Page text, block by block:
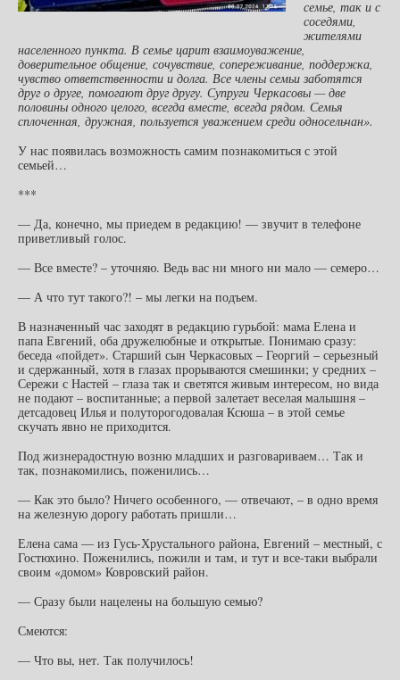
семье, так и с
соседями,
жителями
населенного пункта. В семье царит взаимоуважение,
доверительное общение, сочувствие, сопереживание, поддержка,
чувство ответственности и долга. Все члены семьи заботятся
друг о друге, помогают друг другу. Супруги Черкасовы — две
половины одного целого, всегда вместе, всегда рядом. Семья
сплоченная, дружная, пользуется уважением среди односельчан».
У нас появилась возможность самим познакомиться с этой
семьей…
***
— Да, конечно, мы приедем в редакцию! — звучит в телефоне
приветливый голос.
— Все вместе? – уточняю. Ведь вас ни много ни мало — семеро…
— А что тут такого?! – мы легки на подъем.
В назначенный час заходят в редакцию гурьбой: мама Елена и
папа Евгений, оба дружелюбные и открытые. Понимаю сразу:
беседа «пойдет». Старший сын Черкасовых – Георгий – серьезный
и сдержанный, хотя в глазах прорываются смешинки; у средних –
Сережи с Настей – глаза так и светятся живым интересом, но вида
не подают – воспитанные; а первой залетает веселая малышня –
детсадовец Илья и полуторогодовалая Ксюша – в этой семье
скучать явно не приходится.
Под жизнерадостную возню младших и разговариваем… Так и
так, познакомились, поженились…
— Как это было? Ничего особенного, — отвечают, – в одно время
на железную дорогу работать пришли…
Елена сама — из Гусь-Хрустального района, Евгений – местный, с
Гостюхино. Поженились, пожили и там, и тут и все-таки выбрали
своим «домом» Ковровский район.
— Сразу были нацелены на большую семью?
Смеются:
— Что вы, нет. Так получилось!